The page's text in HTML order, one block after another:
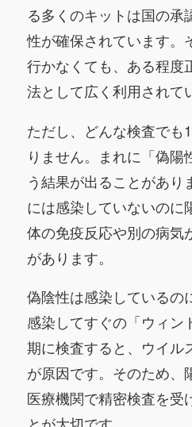
る多くのキットは国の承
性が確保されています。
行かなくても、ある程度
法として広く利用されて
ただし、どんな検査でも
りません。まれに「偽
う結果が出ることがあり
には感染していないのに
体の免疫反応や別の病気
があります。
偽陰性は感染しているの
感染してすぐの「ウィン
期に検査すると、ウイル
が原因です。そのため、
医療機関で精密検査を受